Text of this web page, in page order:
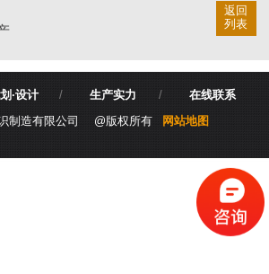
返回
列表
·设计 / 生产实力 /
在线联系
制造有限公司 @版权所有
网站地图